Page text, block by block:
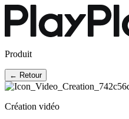
Produit
← Retour
Création vidéo